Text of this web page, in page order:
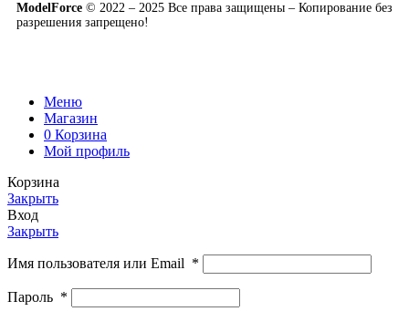
ModelForce © 2022 – 2025 Все права защищены – Копирование без
разрешения запрещено!
Меню
Магазин
0 Корзина
Мой профиль
Корзина
Закрыть
Вход
Закрыть
Имя пользователя или Email *
Пароль *